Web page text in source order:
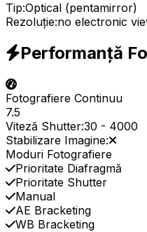
Tip:Optical (pentamirror)
Rezoluție:no electronic
Performanță
Fotografiere Continuu
7.5
Viteză Shutter:30 - 4000
Stabilizare Imagine:
Moduri Fotografiere
Prioritate Diafragmă
Prioritate Shutter
Manual
AE Bracketing
WB Bracketing